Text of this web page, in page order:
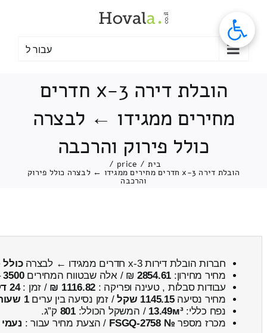
עבור ל
הובלת דירה 3-x חדרים
מחירים ממגידו ← לבצרה
כולל פירוק והרכבה
בית /
price
/
הובלת דירה 3-x חדרים מחירים ממגידו ← לבצרה כולל פירוק
והרכבה
חברות הובלת דירות 3-x חדרים ממגידו ← לבצרה
כולל
מחיר מחירון: 2854.61 ₪ / אלה שבטווח המחירים3500
עבודות סבלות , טעינה ופריקה : 1116.82 ₪ / זמן :24 דקות 55 שניות
מחיר נסיעה1145.15 שקל / זמן נסיעה בין ערים1 שעות , 39 דקות
נפח כללי:13.49м³ / המשקל הכולל:801 ק”ג.
מכרז מספר № FSGQ-2758 / הצעת מחיר עבור : נעמי